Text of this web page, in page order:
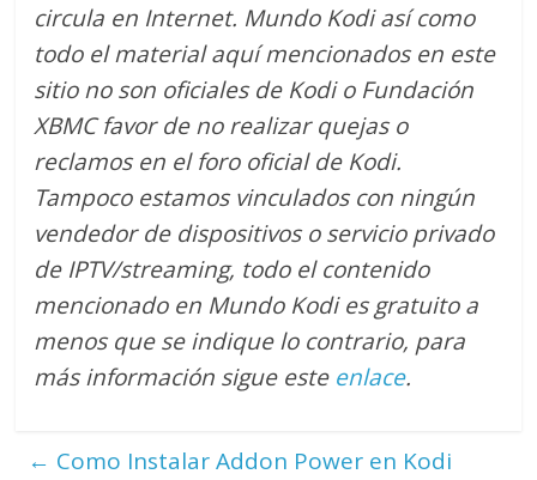
circula en Internet. Mundo Kodi así como
todo el material aquí mencionados en este
sitio no son oficiales de Kodi o Fundación
XBMC favor de no realizar quejas o
reclamos en el foro oficial de Kodi.
Tampoco estamos vinculados con ningún
vendedor de dispositivos o servicio privado
de IPTV/streaming, todo el contenido
mencionado en Mundo Kodi es gratuito a
menos que se indique lo contrario, para
más información sigue este enlace.
← Como Instalar Addon Power en Kodi